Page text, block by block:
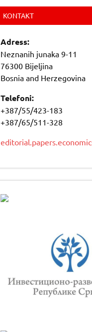
KONTAKT
Adress:
Neznanih junaka 9-11
76300 Bijeljina
Bosnia and Herzegovina
Telefoni:
+387/55/423-183
+387/65/511-328